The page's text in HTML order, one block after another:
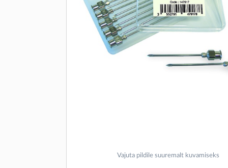
Vajuta pildile suuremalt kuvamiseks